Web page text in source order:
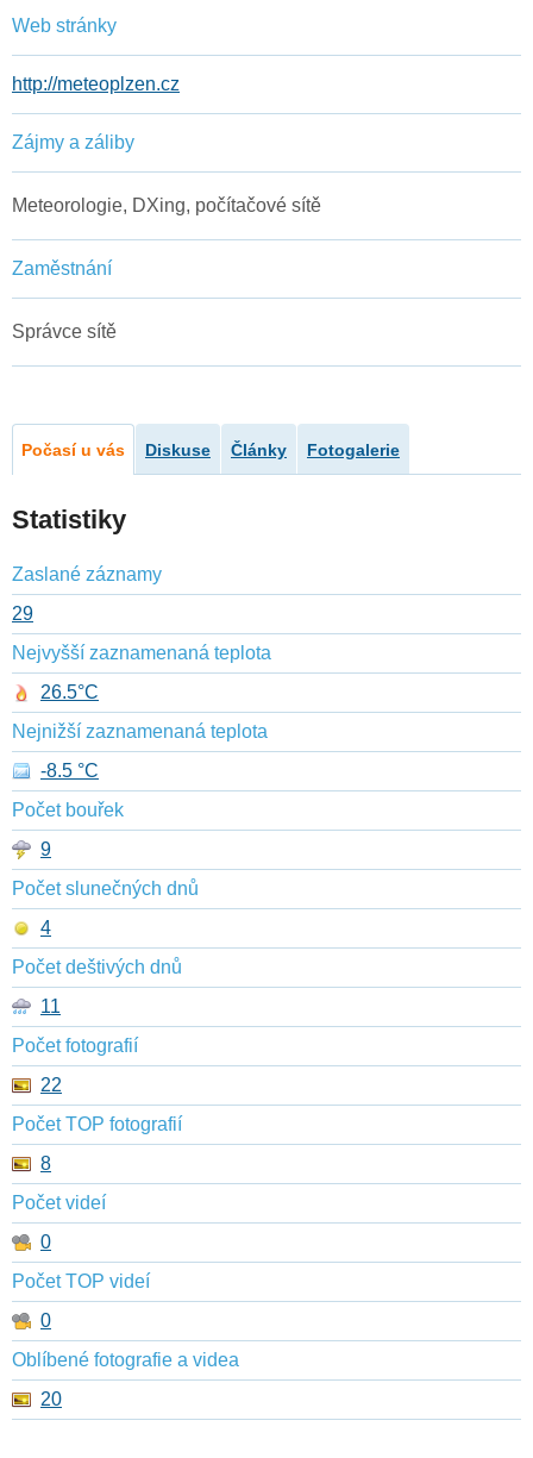
Web stránky
http://meteoplzen.cz
Zájmy a záliby
Meteorologie, DXing, počítačové sítě
Zaměstnání
Správce sítě
Počasí u vás Diskuse Články Fotogalerie
Statistiky
Zaslané záznamy
29
Nejvyšší zaznamenaná teplota
26.5°C
Nejnižší zaznamenaná teplota
-8.5 °C
Počet bouřek
9
Počet slunečných dnů
4
Počet deštivých dnů
11
Počet fotografií
22
Počet TOP fotografií
8
Počet videí
0
Počet TOP videí
0
Oblíbené fotografie a videa
20